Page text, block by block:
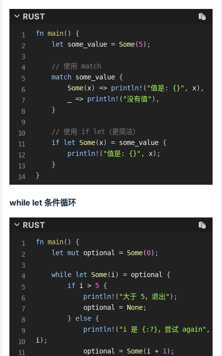
RUST
fn main( )
{
let some_value = Some(5) ;
// 使用 match
match some_value {
Some(x) => println! ( "值是: {}" , x) ,
        _
=> println! ( "没有值") ,
}
// 使用 if let（更简洁）
if let Some(x) = some_value {
println! ( "值是: {}" , x) ;
}
}
while let 条件循环
RUST
fn main( )
{
let mut optional = Some(0) ;
while let Some(i) = optional {
if i > 5 {
println! ( "大于 5，退出") ;
            optional
= None;
}
else {
println! ( "i 是 {:?}，尝试 again" ,
i) ;
            optional
= Some(i + 1) ;